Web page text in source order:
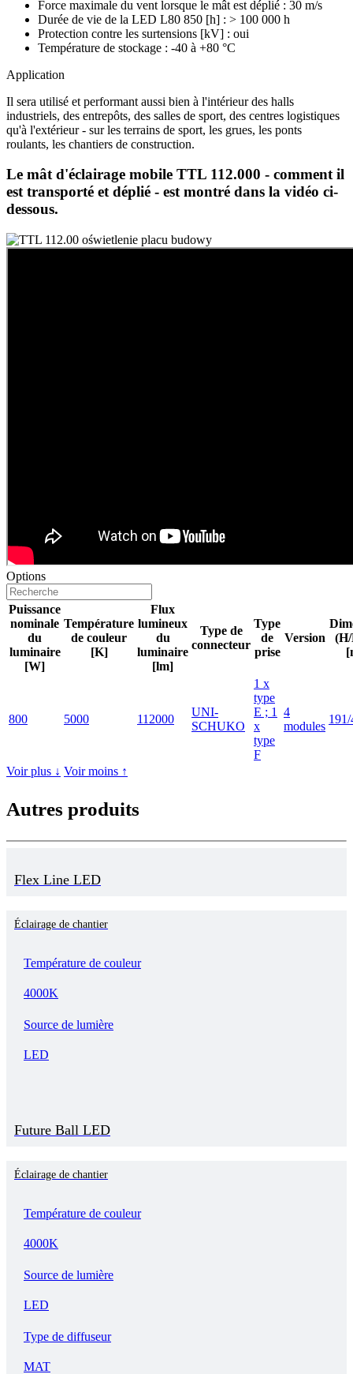
Force maximale du vent lorsque le mât est déplié : 30 m/s
Durée de vie de la LED L80 850 [h] : > 100 000 h
Protection contre les surtensions [kV] : oui
Température de stockage : -40 à +80 °C
Application
Il sera utilisé et performant aussi bien à l'intérieur des halls
industriels, des entrepôts, des salles de sport, des centres logistiques
qu'à l'extérieur - sur les terrains de sport, les grues, les ponts
roulants, les chantiers de construction.
Le mât d'éclairage mobile TTL 112.000 - comment il
est transporté et déplié - est montré dans la vidéo ci-
dessous.
Options
Puissance
nominale
du
luminaire
[W]
Température
de couleur
[K]
Flux
lumineux
du
luminaire
[lm]
Type de
connecteur
Type
de
prise
Version
800 5000 112000
UNI-
SCHUKO
1 x
type
E ; 1
x
type
F
4
modules
Voir plus ↓ Voir moins ↑
Autres produits
Flex Line LED
Éclairage de chantier
Température de couleur
4000K
Source de lumière
LED
Future Ball LED
Éclairage de chantier
Température de couleur
4000K
Source de lumière
LED
Type de diffuseur
MAT